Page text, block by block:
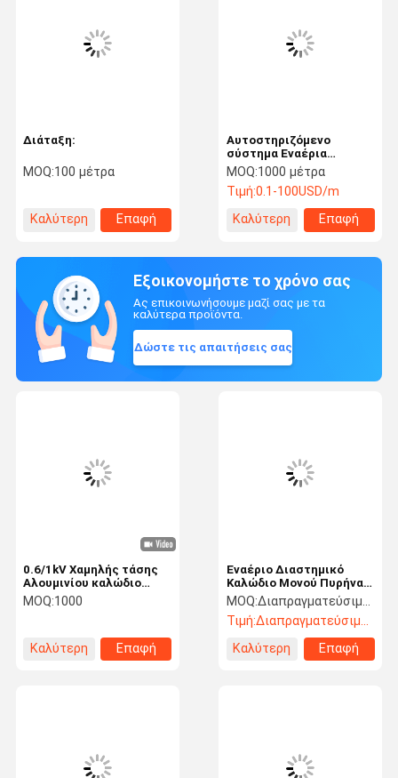
Διάταξη:
MOQ:100 μέτρα
Καλύτερη
Επαφή
Αυτοστηριζόμενο
σύστημα Εναέρια
μονωμένο καλώδιο
Αλουμινίου αγωγός XLPE
μονωμένο 2, 3, 4,
5πύρηνο Εναέριο
καλώδιο πακέτο
MOQ:1000 μέτρα
Τιμή:0.1-100USD/m
Καλύτερη
Επαφή
Εξοικονομήστε το χρόνο σας
Ας επικοινωνήσουμε μαζί σας με τα
καλύτερα προϊόντα.
Δώστε τις απαιτήσεις σας
Εναέριο Διαστημικό
Καλώδιο Μονού Πυρήνα
(SAC) 15 kV Μέσης
Τάσης Εναέριο Καλώδιο
για Πρωτεύον Δίκτυο
MOQ:Διαπραγματεύσιμος
Τιμή:Διαπραγματεύσιμος
Καλύτερη
Επαφή
0.6/1kV Χαμηλής τάσης
Αλουμινίου καλώδιο
φάσης κράμα Αλουμινίου
ουδέτερο καλώδιο XLPE
MOQ:1000
Καλύτερη
Επαφή